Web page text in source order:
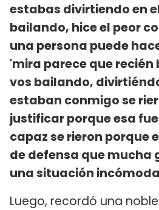
estabas divirtiendo en
bailando, hice el peor
una persona puede
'mira parece que recién
vos bailando,
estaban conmigo se
justificar porque esa
capaz se rieron porque
de defensa que mucha
una situación incómoda
Luego, recordó una